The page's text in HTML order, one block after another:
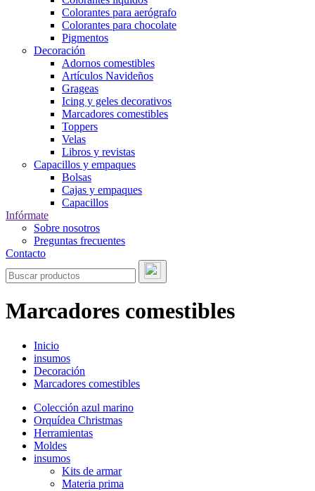
Colorantes para aerógrafo
Colorantes para chocolate
Pigmentos
Decoración
Adornos comestibles
Artículos Navideños
Grageas
Icing y geles decorativos
Marcadores comestibles
Toppers
Velas
Libros y revistas
Capacillos y empaques
Bolsas
Cajas y empaques
Capacillos
Infórmate
Sobre nosotros
Preguntas frecuentes
Contacto
Marcadores comestibles
Inicio
insumos
Decoración
Marcadores comestibles
Colección azul marino
Orquídea Christmas
Herramientas
Moldes
insumos
Kits de armar
Materia prima